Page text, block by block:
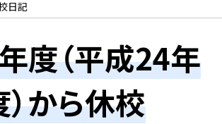
日記
度（平成24年
）から休校